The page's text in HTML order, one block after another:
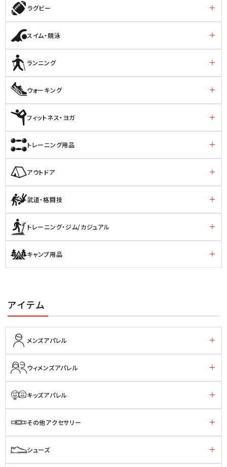
ラグビー
スイム・競泳
ランニング
ウォーキング
フィットネス・ヨガ
トレーニング用品
アウトドア
武道・格闘技
トレーニング・ジム/カジュアル
キャンプ用品
アイテム
メンズアパレル
ウィメンズアパレル
キッズアパレル
その他アクセサリー
シューズ